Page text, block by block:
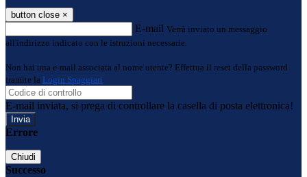
button close ×
E-mail Verrà inviato un messaggio
all'indirizzo indicato con le istruzioni necessarie.
Non hai una e-mail associata al nome utente? Effettua il reset della password
tramite la Login Spaggiari
E-mail inviata, si prega di controllare la casella di posta elettronica!
Errore
Chiudi
Successo